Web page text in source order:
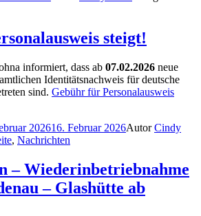
steigt!
informiert, dass ab 07.02.2026 neue
Identitätsnachweis für deutsche
sind. Gebühr für Personalausweis
202616. Februar 2026AutorCindy
, Nachrichten
– Wiederinbetriebnahme
– Glashütte ab